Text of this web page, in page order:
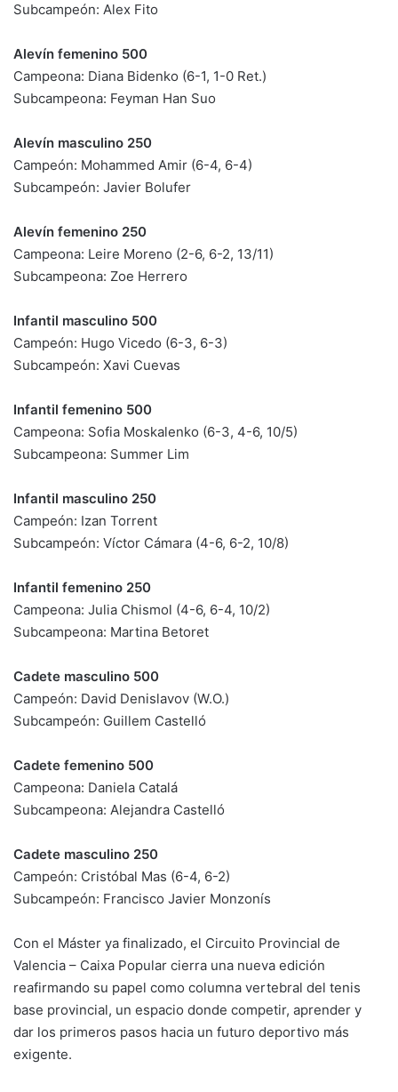
Subcampeón: Alex Fito
Alevín femenino 500
Campeona: Diana Bidenko (6-1, 1-0 Ret.)
Subcampeona: Feyman Han Suo
Alevín masculino 250
Campeón: Mohammed Amir (6-4, 6-4)
Subcampeón: Javier Bolufer
Alevín femenino 250
Campeona: Leire Moreno (2-6, 6-2, 13/11)
Subcampeona: Zoe Herrero
Infantil masculino 500
Campeón: Hugo Vicedo (6-3, 6-3)
Subcampeón: Xavi Cuevas
Infantil femenino 500
Campeona: Sofia Moskalenko (6-3, 4-6, 10/5)
Subcampeona: Summer Lim
Infantil masculino 250
Campeón: Izan Torrent
Subcampeón: Víctor Cámara (4-6, 6-2, 10/8)
Infantil femenino 250
Campeona: Julia Chismol (4-6, 6-4, 10/2)
Subcampeona: Martina Betoret
Cadete masculino 500
Campeón: David Denislavov (W.O.)
Subcampeón: Guillem Castelló
Cadete femenino 500
Campeona: Daniela Catalá
Subcampeona: Alejandra Castelló
Cadete masculino 250
Campeón: Cristóbal Mas (6-4, 6-2)
Subcampeón: Francisco Javier Monzonís
Con el Máster ya finalizado, el Circuito Provincial de
Valencia – Caixa Popular cierra una nueva edición
reafirmando su papel como columna vertebral del tenis
base provincial, un espacio donde competir, aprender y
dar los primeros pasos hacia un futuro deportivo más
exigente.